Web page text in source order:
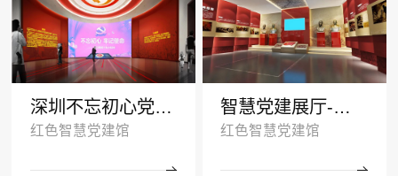
深圳不忘初心党建展厅
红色智慧党建馆
智慧党建展厅-塑造红色传承
红色智慧党建馆